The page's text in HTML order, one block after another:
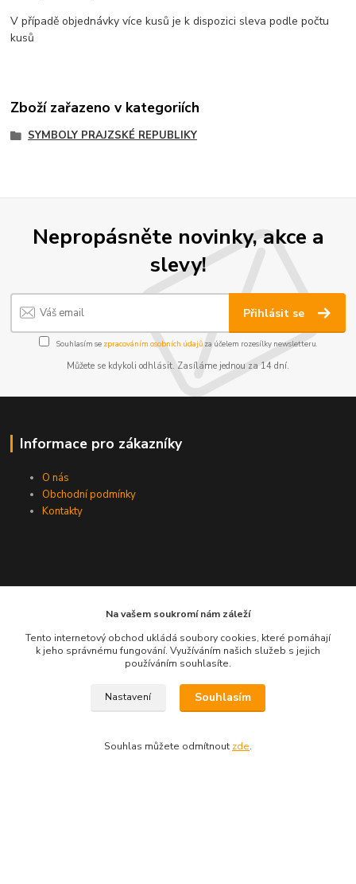
V případě objednávky více kusů je k dispozici sleva podle počtu
kusů
Zboží zařazeno v kategoriích
SYMBOLY PRAJZSKÉ REPUBLIKY
Nepropásněte novinky, akce a
slevy!
Přihlásit se
Souhlasím se zpracováním osobních údajůza účelem rozesílky newsletteru.
Můžete se kdykoli odhlásit. Zasíláme jednou za 14 dní.
Informace pro zákazníky
O nás
Obchodní podmínky
Kontakty
74720 Vřesina
Na vašem soukromí nám záleží
Tento internetový obchod ukládá soubory cookies, které pomáhají
k jeho správnému fungování. Využíváním našich služeb s jejich
používáním souhlasíte.
Nastavení Souhlasím
Souhlas můžete odmítnout zde.